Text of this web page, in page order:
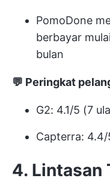
PomoDone
berbayar
bulan
💬 Peringkat
G2: 4.1/5 (7
Capterra: 4.4/
4. Lintasan